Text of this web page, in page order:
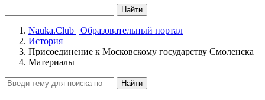
Найти
Nauka.Club | Образовательный портал
История
Присоединение к Московскому государству Смоленска
Материалы
Найти